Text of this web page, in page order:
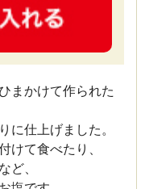
まかけて作られた
に仕上げました。
て食べたり、
、